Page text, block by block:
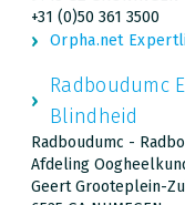
+31 (0)50 361 3500
Orpha.net
Radboudumc
Blindheid
Radboudumc -
Afdeling
Geert Grooteplein-